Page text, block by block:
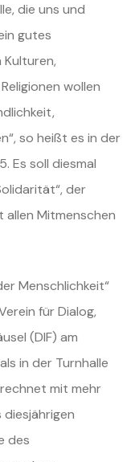
die uns und
gutes
wollen
so heißt es in der
Es soll diesmal
der
Mitmenschen
Menschlichkeit“
für Dialog,
(DIF) am
in der Turnhalle
mit mehr
des